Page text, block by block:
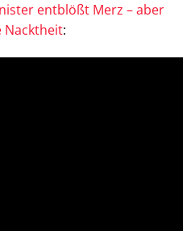
entblößt Merz – aber
Nacktheit: